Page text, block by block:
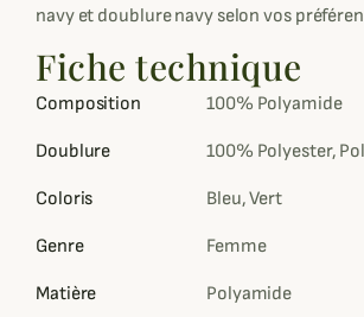
navy et doublure navy selon vos
Fiche technique
Composition 100% Polyamide
Doublure 100% Polyester,
Coloris Bleu, Vert
Genre Femme
Matière Polyamide